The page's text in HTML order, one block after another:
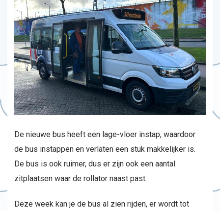
De nieuwe bus heeft een lage-vloer instap, waardoor
de bus instappen en verlaten een stuk makkelijker is.
De bus is ook ruimer, dus er zijn ook een aantal
zitplaatsen waar de rollator naast past.
Deze week kan je de bus al zien rijden, er wordt tot